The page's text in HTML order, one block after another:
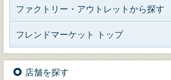
ファクトリー・アウトレットから探す
フレンドマーケット トップ
店舗を探す